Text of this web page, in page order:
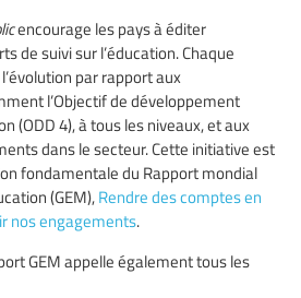
encourage les pays à éditer
de suivi sur l’éducation. Chaque
par rapport aux
l’Objectif de développement
(ODD 4), à tous les niveaux, et aux
dans le secteur. Cette initiative est
fondamentale du Rapport mondial
(GEM), Rendre des comptes en
nos engagements.
GEM appelle également tous les